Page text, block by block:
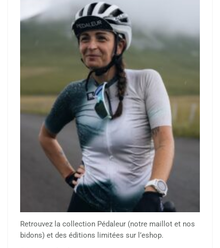
Retrouvez la collection Pédaleur (notre maillot et nos
bidons) et des éditions limitées sur l’eshop.